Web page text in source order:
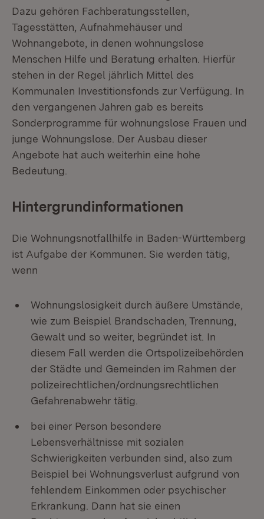
Dazu gehören Fachberatungsstellen,
Tagesstätten, Aufnahmehäuser und
Wohnangebote, in denen wohnungslose
Menschen Hilfe und Beratung erhalten. Hierfür
stehen in der Regel jährlich Mittel des
Kommunalen Investitionsfonds zur Verfügung. In
den vergangenen Jahren gab es bereits
Sonderprogramme für wohnungslose Frauen und
junge Wohnungslose. Der Ausbau dieser
Angebote hat auch weiterhin eine hohe
Bedeutung.
Hintergrundinformationen
Die Wohnungsnotfallhilfe in Baden-Württemberg
ist Aufgabe der Kommunen. Sie werden tätig,
wenn
Wohnungslosigkeit durch äußere Umstände,
wie zum Beispiel Brandschaden, Trennung,
Gewalt und so weiter, begründet ist. In
diesem Fall werden die Ortspolizeibehörden
der Städte und Gemeinden im Rahmen der
polizeirechtlichen/ordnungsrechtlichen
Gefahrenabwehr tätig.
bei einer Person besondere
Lebensverhältnisse mit sozialen
Schwierigkeiten verbunden sind, also zum
Beispiel bei Wohnungsverlust aufgrund von
fehlendem Einkommen oder psychischer
Erkrankung. Dann hat sie einen